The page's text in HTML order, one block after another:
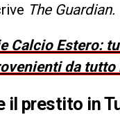
The Guardian.
Calcio Estero:
da tutto
il prestito in